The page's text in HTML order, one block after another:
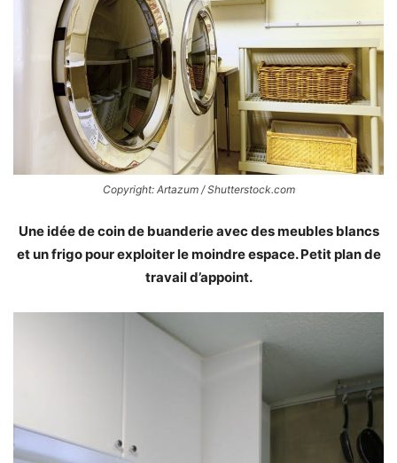
Copyright: Artazum / Shutterstock.com
Une idée de coin de buanderie avec des meubles blancs
et un frigo pour exploiter le moindre espace. Petit plan de
travail d’appoint.